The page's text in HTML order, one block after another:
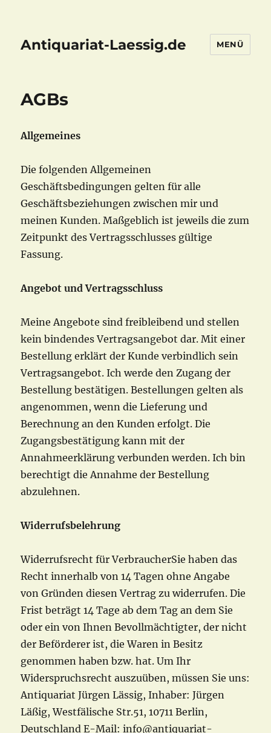
Antiquariat-Laessig.de MENÜ
AGBs
Allgemeines
Die folgenden Allgemeinen
Geschäftsbedingungen gelten für alle
Geschäftsbeziehungen zwischen mir und
meinen Kunden. Maßgeblich ist jeweils die zum
Zeitpunkt des Vertragsschlusses gültige
Fassung.
Angebot und Vertragsschluss
Meine Angebote sind freibleibend und stellen
kein bindendes Vertragsangebot dar. Mit einer
Bestellung erklärt der Kunde verbindlich sein
Vertragsangebot. Ich werde den Zugang der
Bestellung bestätigen. Bestellungen gelten als
angenommen, wenn die Lieferung und
Berechnung an den Kunden erfolgt. Die
Zugangsbestätigung kann mit der
Annahmeerklärung verbunden werden. Ich bin
berechtigt die Annahme der Bestellung
abzulehnen.
Widerrufsbelehrung
Widerrufsrecht für VerbraucherSie haben das
Recht innerhalb von 14 Tagen ohne Angabe
von Gründen diesen Vertrag zu widerrufen. Die
Frist beträgt 14 Tage ab dem Tag an dem Sie
oder ein von Ihnen Bevollmächtigter, der nicht
der Beförderer ist, die Waren in Besitz
genommen haben bzw. hat. Um Ihr
Widerspruchsrecht auszuüben, müssen Sie uns:
Antiquariat Jürgen Lässig, Inhaber: Jürgen
Läßig, Westfälische Str.51, 10711 Berlin,
Deutschland E-Mail: info@antiquariat-